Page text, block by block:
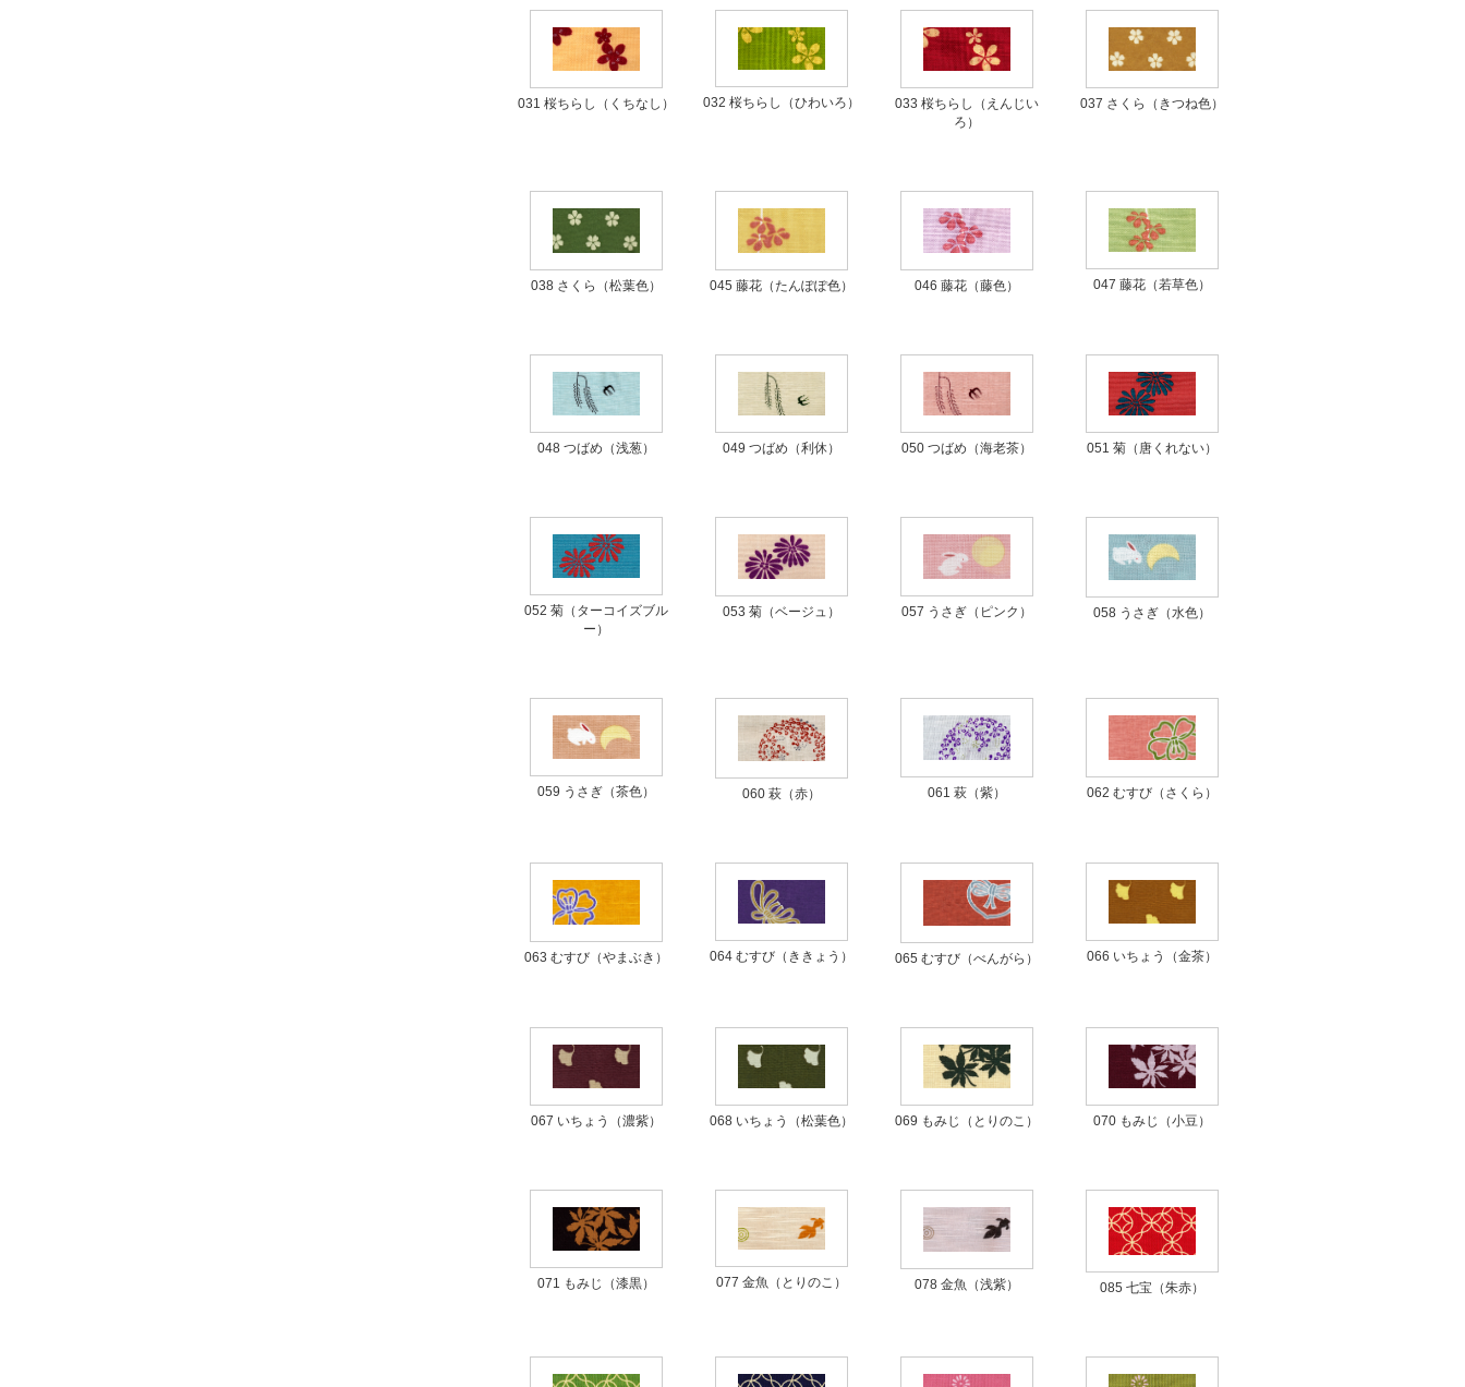
031 桜ちらし（くちなし） 032 桜ちらし（ひわいろ）
033 桜ちらし（えんじい
ろ）
037 さくら（きつね色）
038 さくら（松葉色） 045 藤花（たんぽぽ色） 046 藤花（藤色） 047 藤花（若草色）
048 つばめ（浅葱） 049 つばめ（利休） 050 つばめ（海老茶） 051 菊（唐くれない）
052 菊（ターコイズブル
ー）
053 菊（ベージュ） 057 うさぎ（ピンク） 058 うさぎ（水色）
059 うさぎ（茶色） 060 萩（赤） 061 萩（紫） 062 むすび（さくら）
063 むすび（やまぶき） 064 むすび（ききょう） 065 むすび（べんがら） 066 いちょう（金茶）
067 いちょう（濃紫） 068 いちょう（松葉色） 069 もみじ（とりのこ） 070 もみじ（小豆）
071 もみじ（漆黒） 077 金魚（とりのこ） 078 金魚（浅紫） 085 七宝（朱赤）